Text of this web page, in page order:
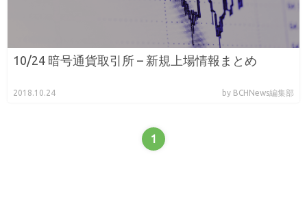
10/24 暗号通貨取引所 – 新規上場情報まとめ
2018.10.24 by BCHNews編集部
1